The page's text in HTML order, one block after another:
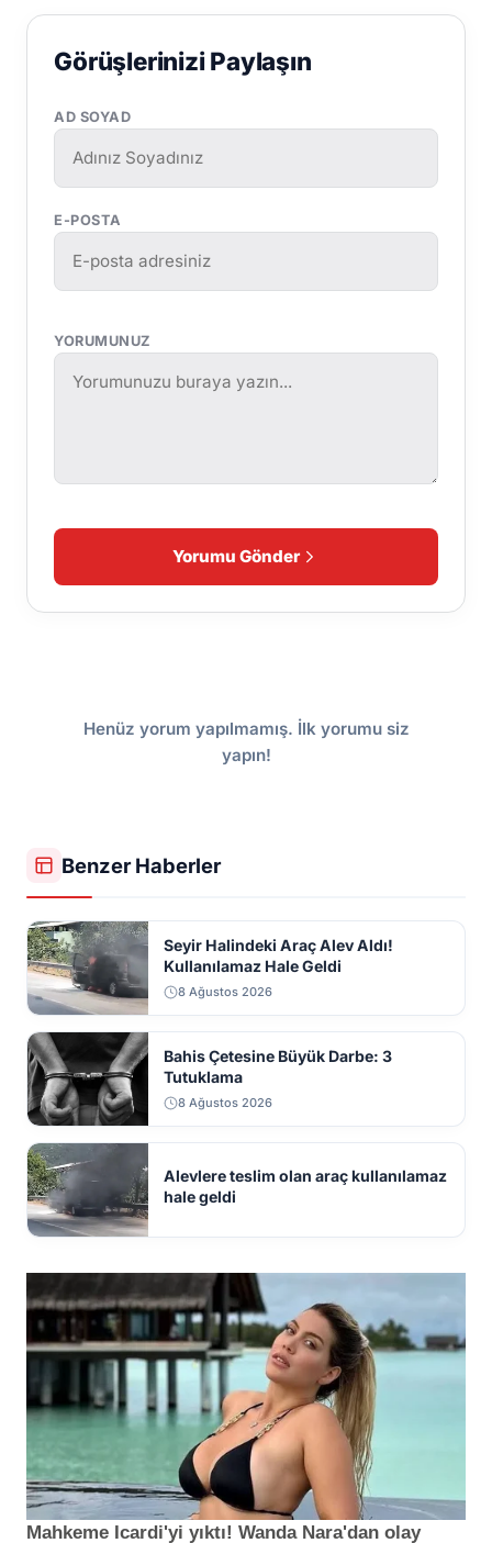
Görüşlerinizi Paylaşın
AD SOYAD
E-POSTA
YORUMUNUZ
Yorumu Gönder
Henüz yorum yapılmamış. İlk yorumu siz
yapın!
Benzer Haberler
Seyir Halindeki Araç Alev Aldı!
Kullanılamaz Hale Geldi
8 Ağustos 2026
Bahis Çetesine Büyük Darbe: 3
Tutuklama
8 Ağustos 2026
Alevlere teslim olan araç kullanılamaz
hale geldi